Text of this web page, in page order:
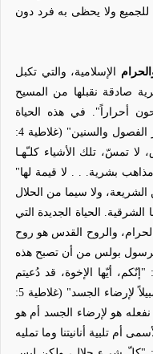
هو هبة للجميع ولا يحظى به فرد دون
الإسلامية، والتي تكبل
صادقة نقبلها من المسيح
أحراراً". في هذه الحياة
الجديدة يجب عدم "مراعاة الأيام والشهور الفصول والسنين" (غلاطية 4:
لا تمسّ، تلك الأشياء كلـّهـا
بشرية. . . لا قيمة لها"
من الشريعة، ولا سيما من الحلال
الشرقية. الحياة الجديدة التي
والروح القدس هو روح
بولس من أن تصبح هذه
أيّها الإخوة، قد دُعيتم
إلى الحرِّيّة، على ألاّ تجعلوا هذه الحرية سبيلاً لإرضاء الجسد" (غلاطية 5:
نفعله هو لإرضاء الجسد أم هو
أم تلبية أنانيتنا وما تمليه